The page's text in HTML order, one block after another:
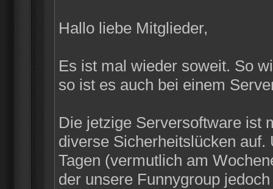
Hallo liebe Mitglieder,
Es ist mal wieder soweit. So
so ist es auch bei einem
Die jetzige Serversoftware ist
diverse Sicherheitslücken
Tagen (vermutlich am
der unsere Funnygroup